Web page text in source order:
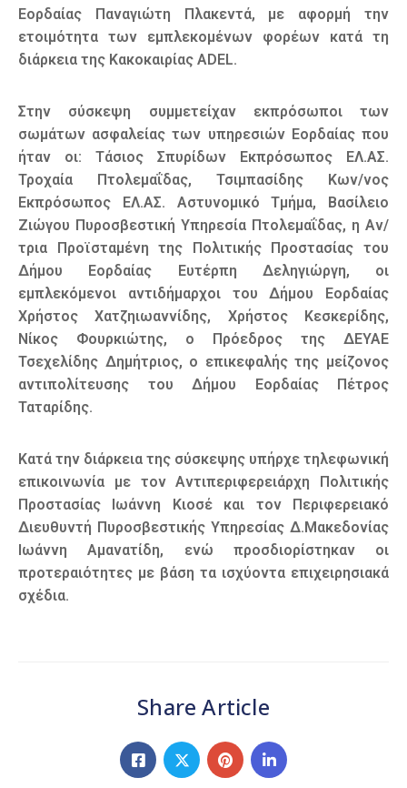
Εορδαίας Παναγιώτη Πλακεντά, με αφορμή την
ετοιμότητα των εμπλεκομένων φορέων κατά τη
διάρκεια της Κακοκαιρίας ADEL.
Στην σύσκεψη συμμετείχαν εκπρόσωποι των
σωμάτων ασφαλείας των υπηρεσιών Εορδαίας που
ήταν οι: Τάσιος Σπυρίδων Εκπρόσωπος ΕΛ.ΑΣ.
Τροχαία Πτολεμαΐδας, Τσιμπασίδης Κων/νος
Εκπρόσωπος ΕΛ.ΑΣ. Αστυνομικό Τμήμα, Βασίλειο
Ζιώγου Πυροσβεστική Υπηρεσία Πτολεμαΐδας, η Αν/
τρια Προϊσταμένη της Πολιτικής Προστασίας του
Δήμου Εορδαίας Ευτέρπη Δεληγιώργη, οι
εμπλεκόμενοι αντιδήμαρχοι του Δήμου Εορδαίας
Χρήστος Χατζηιωαννίδης, Χρήστος Κεσκερίδης,
Νίκος Φουρκιώτης, ο Πρόεδρος της ΔΕΥΑΕ
Τσεχελίδης Δημήτριος, ο επικεφαλής της μείζονος
αντιπολίτευσης του Δήμου Εορδαίας Πέτρος
Ταταρίδης.
Κατά την διάρκεια της σύσκεψης υπήρχε τηλεφωνική
επικοινωνία με τον Αντιπεριφερειάρχη Πολιτικής
Προστασίας Ιωάννη Κιοσέ και τον Περιφερειακό
Διευθυντή Πυροσβεστικής Υπηρεσίας Δ.Μακεδονίας
Ιωάννη Αμανατίδη, ενώ προσδιορίστηκαν οι
προτεραιότητες με βάση τα ισχύοντα επιχειρησιακά
σχέδια.
Share Article